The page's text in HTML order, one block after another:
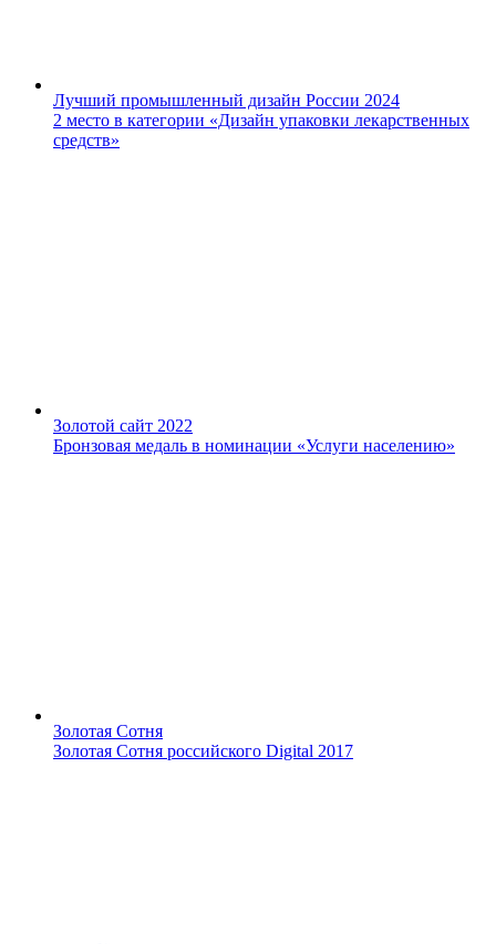
Лучший промышленный дизайн России 2024
2 место в категории «Дизайн упаковки лекарственных
средств»
Золотой сайт 2022
Бронзовая медаль в номинации «Услуги населению»
Золотая Сотня
Золотая Cотня российского Digital 2017